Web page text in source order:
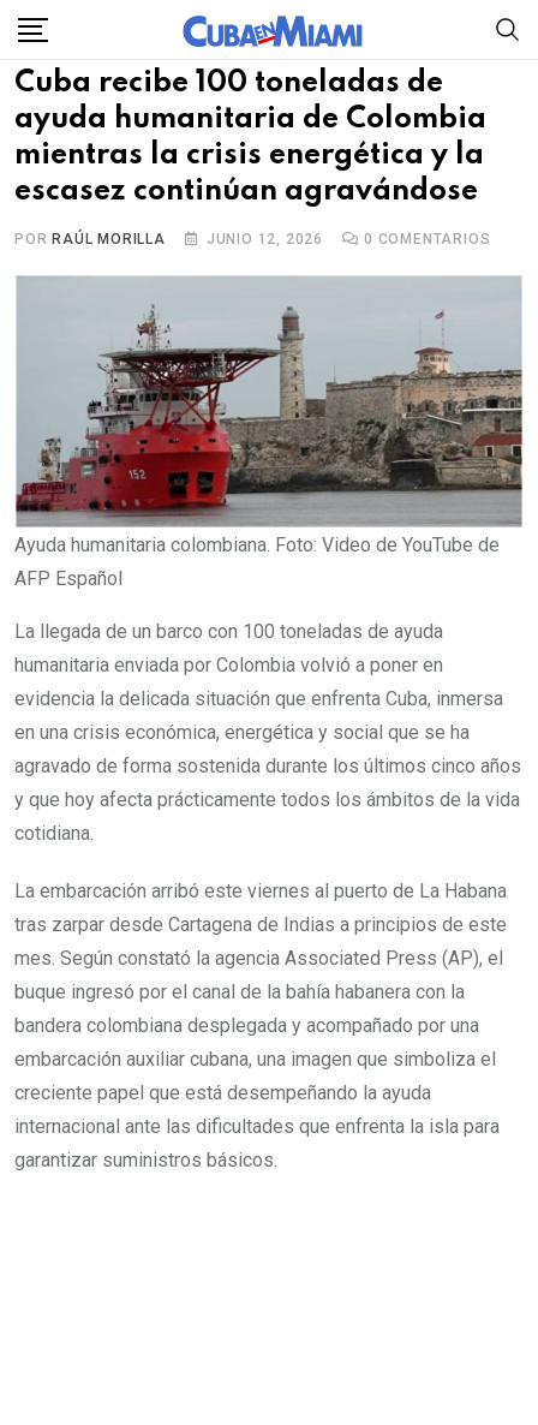
Skip
content
Cuba recibe 100 toneladas de
ayuda humanitaria de Colombia
mientras la crisis energética y la
escasez continúan agravándose
POR RAÚL MORILLA JUNIO 12, 2026 0 COMENTARIOS
Ayuda humanitaria colombiana. Foto: Video de YouTube de
AFP Español
La llegada de un barco con 100 toneladas de ayuda
humanitaria enviada por Colombia volvió a poner en
evidencia la delicada situación que enfrenta Cuba, inmersa
en una crisis económica, energética y social que se ha
agravado de forma sostenida durante los últimos cinco años
y que hoy afecta prácticamente todos los ámbitos de la vida
cotidiana.
La embarcación arribó este viernes al puerto de La Habana
tras zarpar desde Cartagena de Indias a principios de este
mes. Según constató la agencia Associated Press (AP), el
buque ingresó por el canal de la bahía habanera con la
bandera colombiana desplegada y acompañado por una
embarcación auxiliar cubana, una imagen que simboliza el
creciente papel que está desempeñando la ayuda
internacional ante las dificultades que enfrenta la isla para
garantizar suministros básicos.